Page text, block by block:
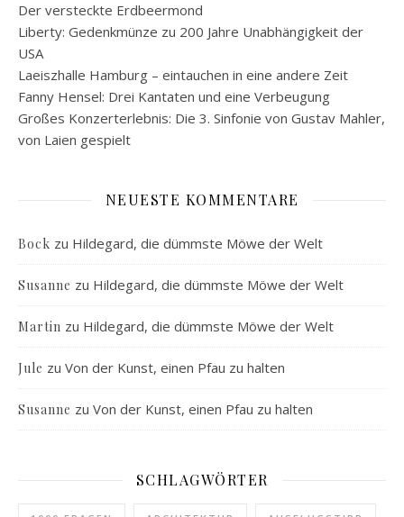
Der versteckte Erdbeermond
Liberty: Gedenkmünze zu 200 Jahre Unabhängigkeit der
USA
Laeiszhalle Hamburg – eintauchen in eine andere Zeit
Fanny Hensel: Drei Kantaten und eine Verbeugung
Großes Konzerterlebnis: Die 3. Sinfonie von Gustav Mahler,
von Laien gespielt
NEUESTE KOMMENTARE
Bock zu Hildegard, die dümmste Möwe der Welt
Susanne zu Hildegard, die dümmste Möwe der Welt
Martin zu Hildegard, die dümmste Möwe der Welt
Jule zu Von der Kunst, einen Pfau zu halten
Susanne zu Von der Kunst, einen Pfau zu halten
SCHLAGWÖRTER